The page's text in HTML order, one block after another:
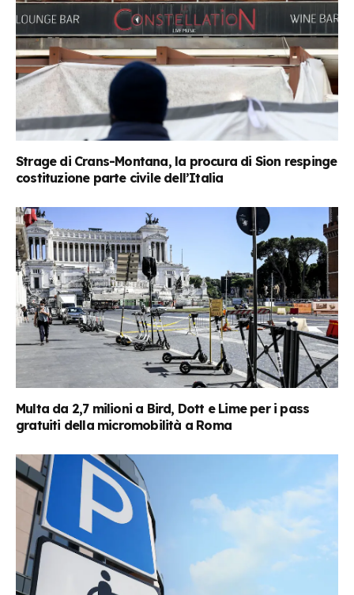
Strage di Crans-Montana, la procura di Sion respinge
costituzione parte civile dell’Italia
Multa da 2,7 milioni a Bird, Dott e Lime per i pass
gratuiti della micromobilità a Roma